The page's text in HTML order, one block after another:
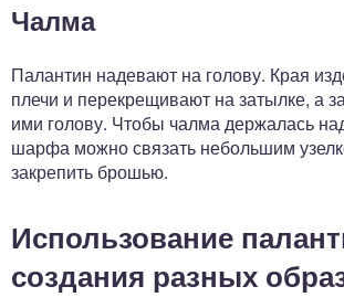
Чалма
Палантин надевают на голову. Края
плечи и перекрещивают на затылке, а
ими голову. Чтобы чалма держалась
шарфа можно связать небольшим
закрепить брошью.
Использование
создания разных